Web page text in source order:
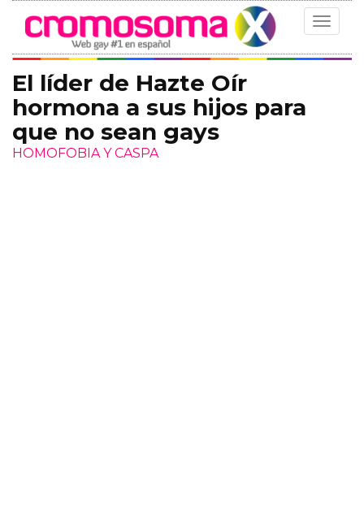
Toggle
El líder de Hazte Oír
hormona a sus hijos para
que no sean gays
HOMOFOBIA Y CASPA